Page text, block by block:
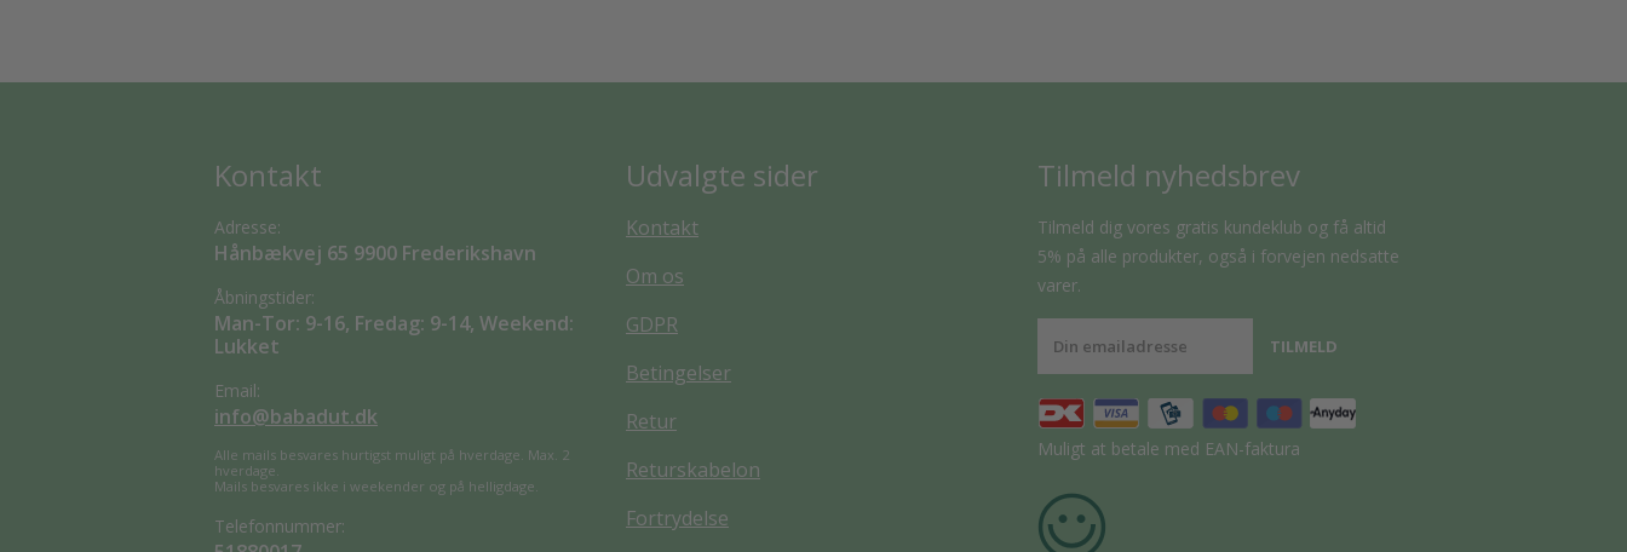
Kontakt
Adresse:
Hånbækvej 65 9900 Frederikshavn
Åbningstider:
Man-Tor: 9-16, Fredag: 9-14, Weekend:
Lukket
Email:
info@babadut.dk
Alle mails besvares hurtigst muligt på hverdage. Max. 2
hverdage.
Mails besvares ikke i weekender og på helligdage.
Telefonnummer:
Udvalgte sider
Kontakt
Om os
GDPR
Betingelser
Retur
Returskabelon
Fortrydelse
Tilmeld nyhedsbrev
Tilmeld dig vores gratis kundeklub og få altid
5% på alle produkter, også i forvejen nedsatte
varer.
Muligt at betale med EAN-faktura